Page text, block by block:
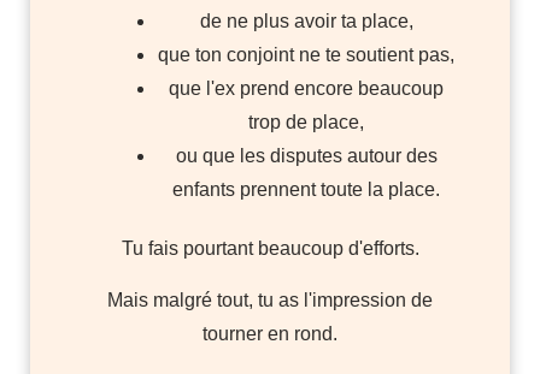
de ne plus avoir ta place,
que ton conjoint ne te soutient pas,
que l'ex prend encore beaucoup
trop de place,
ou que les disputes autour des
enfants prennent toute la place.
Tu fais pourtant beaucoup d'efforts.
Mais malgré tout, tu as l'impression de
tourner en rond.